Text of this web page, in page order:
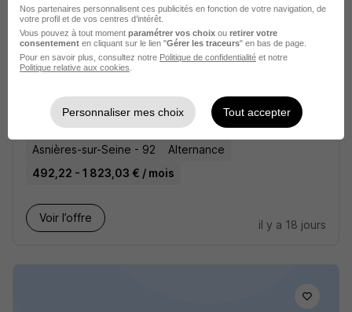
Alternance Assistant Commercial et
Chef de Secteur - Asnières-Sur-Seine
ISCOD
Asnières-sur-Seine - 92
Alternance
492,22 - 1 823,03 € / mois
Voir l’offre
il y a 18 jours
Nos partenaires personnalisent ces publicités en fonction de votre navigation, de
votre profil et de vos centres d’intérêt.
Vous pouvez à tout moment paramétrer vos choix ou retirer votre
consentement en cliquant sur le lien "Gérer les traceurs" en bas de page.
Pour en savoir plus, consultez notre Politique de confidentialité et notre
Politique relative aux cookies
Personnaliser mes choix Tout accepter